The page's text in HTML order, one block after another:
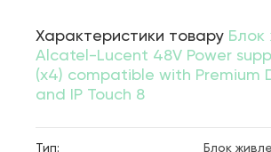
Характеристики товару Блок
Alcatel-Lucent 48V Power
(x4) compatible with Premium
and IP Touch 8
Тип: Блок